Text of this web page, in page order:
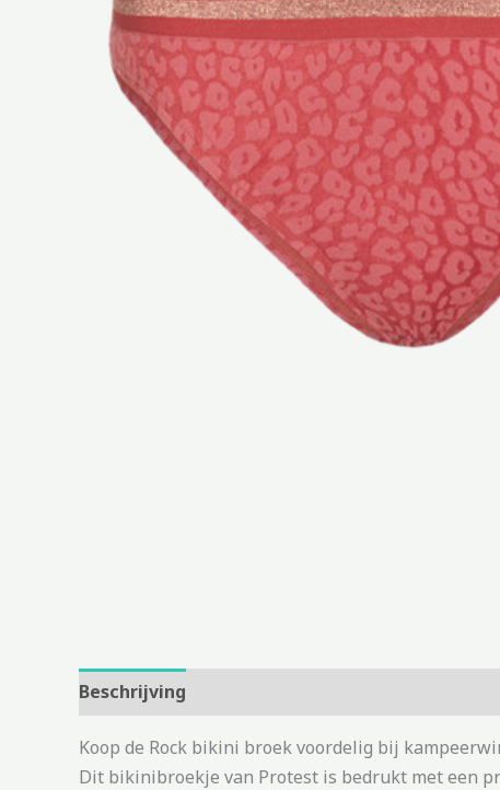
Beschrijving
Koop de Rock bikini broek voordelig bij
Dit bikinibroekje van Protest is bedrukt met een